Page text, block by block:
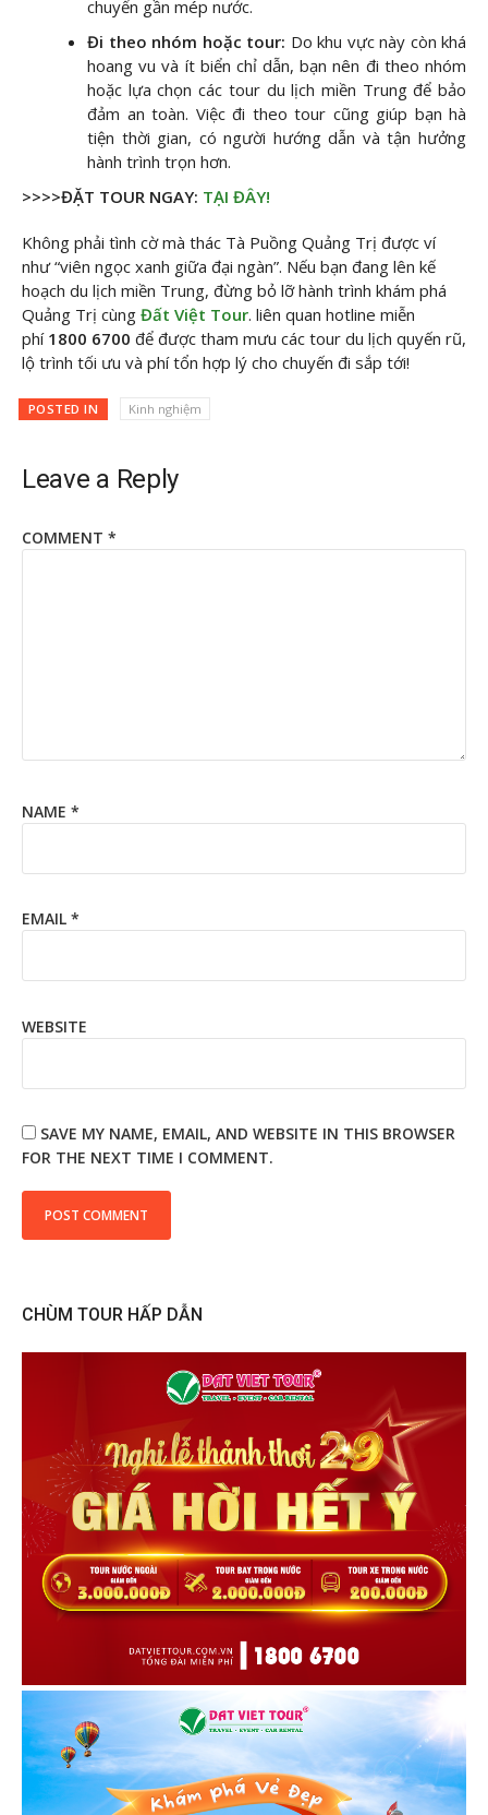
chuyển gần mép nước.
Đi theo nhóm hoặc tour: Do khu vực này còn khá
hoang vu và ít biển chỉ dẫn, bạn nên đi theo nhóm
hoặc lựa chọn các tour du lịch miền Trung để bảo
đảm an toàn. Việc đi theo tour cũng giúp bạn hà
tiện thời gian, có người hướng dẫn và tận hưởng
hành trình trọn hơn.
>>>>ĐẶT TOUR NGAY: TẠI ĐÂY!
Không phải tình cờ mà thác Tà Puồng Quảng Trị được ví
như “viên ngọc xanh giữa đại ngàn”. Nếu bạn đang lên kế
hoạch du lịch miền Trung, đừng bỏ lỡ hành trình khám phá
Quảng Trị cùng Đất Việt Tour. liên quan hotline miễn
phí 1800 6700 để được tham mưu các tour du lịch quyến rũ,
lộ trình tối ưu và phí tổn hợp lý cho chuyến đi sắp tới!
POSTED IN Kinh nghiệm
Leave a Reply
COMMENT *
NAME *
EMAIL *
WEBSITE
SAVE MY NAME, EMAIL, AND WEBSITE IN THIS BROWSER
FOR THE NEXT TIME I COMMENT.
CHÙM TOUR HẤP DẪN